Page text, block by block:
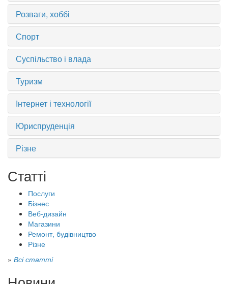
Розваги, хоббі
Спорт
Суспільство і влада
Туризм
Інтернет і технології
Юриспруденція
Різне
Статті
Послуги
Бізнес
Веб-дизайн
Магазини
Ремонт, будівництво
Різне
» Всі статті